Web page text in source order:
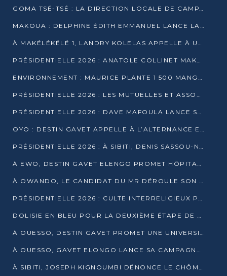
GOMA TSÉ-TSÉ : LA DIRECTION LOCALE DE CAMPAGNE INTENSIFIE LA SENSIBILISATION DANS LES VILLAGES
MAKOUA : DELPHINE ÉDITH EMMANUEL LANCE LA CAMPAGNE POUR DENIS SASSOU-N’GUESSO
À MAKÉLÉKÉLÉ 1, LANDRY KOLELAS APPELLE À UNE MOBILISATION MASSIVE EN FAVEUR DE DENIS SASSOU-N’GUESSO
PRÉSIDENTIELLE 2026 : ANATOLE COLLINET MAKOSSO DÉFEND LE PROJET DE SOCIÉTÉ DE DENIS SASSOU NGUESSO
ENVIRONNEMENT : MAURICE PLANTE 1 500 MANGROVES POUR HONORER WANGARI MAATHAI
PRÉSIDENTIELLE 2026 : LES MUTUELLES ET ASSOCIATIONS S’IMPLIQUENT DANS LA CAMPAGNE ÉLECTORALE À TIÉ-TIÉ 2 (POINTE-NOIRE)
PRÉSIDENTIELLE 2026 : DAVE MAFOULA LANCE SA « VAGUE DU NOUVEAU DÉPART » À IMPFONDO
OYO : DESTIN GAVET APPELLE À L’ALTERNANCE ET À LA RESPONSABILITÉ DE LA JEUNESSE
PRÉSIDENTIELLE 2026 : À SIBITI, DENIS SASSOU-N’GUESSO PARIE SUR LES RESSOURCES DE LA LEKOUMOU
À EWO, DESTIN GAVET ELENGO PROMET HÔPITAL, CHEMIN DE FER ET AUDIT DES FINANCES PUBLIQUES
À OWANDO, LE CANDIDAT DU MR DÉROULE SON PROGRAMME DE “CHANGEMENT”
PRÉSIDENTIELLE 2026 : CULTE INTERRELIGIEUX POUR LA PAIX À OUENZÉ
DOLISIE EN BLEU POUR LA DEUXIÈME ÉTAPE DE CAMPAGNE DE DSN
À OUESSO, DESTIN GAVET PROMET UNE UNIVERSITÉ POUR LA SANGHA
À OUESSO, GAVET ELONGO LANCE SA CAMPAGNE SOUS LE SIGNE DU RENOUVEAU
À SIBITI, JOSEPH KIGNOUMBI DÉNONCE LE CHÔMAGE ET LES DÉFAILLANCES DE L’ÉTAT